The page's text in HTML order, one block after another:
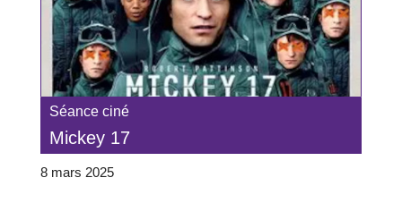
Séance ciné
Mickey 17
8 mars 2025